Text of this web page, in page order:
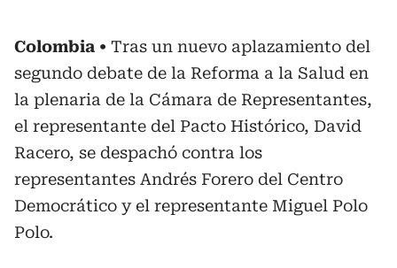
Colombia
Tras un nuevo aplazamiento del
segundo debate de la Reforma a la Salud en
la plenaria de la Cámara de Representantes,
el representante del Pacto Histórico, David
Racero, se despachó contra los
representantes Andrés Forero del Centro
Democrático y el representante Miguel Polo
Polo.